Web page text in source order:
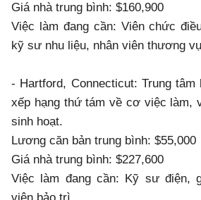
Giá nhà trung bình: $160,900
Việc làm đang cần: Viên chức
kỹ sư nhu liệu, nhân viên thương vụ
- Hartford, Connecticut: Trung
xếp hạng thứ tám về cơ việc làm,
sinh hoạt.
Lương căn bản trung bình: $55,000
Giá nhà trung bình: $227,600
Việc làm đang cần: Kỹ sư điện,